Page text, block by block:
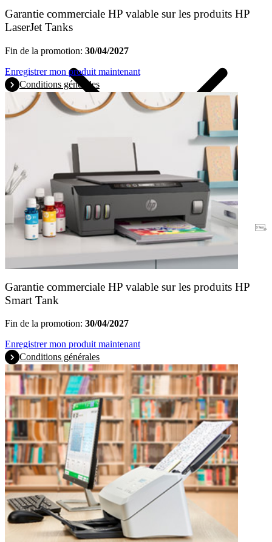
Garantie
Garantie commerciale HP valable sur les produits HP
LaserJet Tanks
Fin de la promotion: 30/04/2027
Enregistrer mon produit maintenant
Conditions générales
Garantie commerciale HP valable sur les produits HP
Smart Tank
Fin de la promotion: 30/04/2027
Enregistrer mon produit maintenant
Conditions générales